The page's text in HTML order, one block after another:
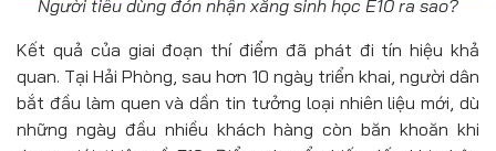
Người tiêu dùng đón nhận xăng sinh học E10 ra sao?
Kết quả của giai đoạn thí điểm đã phát đi tín hiệu khả
quan. Tại Hải Phòng, sau hơn 10 ngày triển khai, người dân
bắt đầu làm quen và dần tin tưởng loại nhiên liệu mới, dù
những ngày đầu nhiều khách hàng còn băn khoăn khi